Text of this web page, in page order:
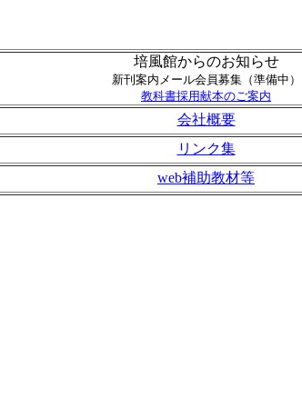
培風館からのお知らせ
新刊案内メール会員募集（準備中）
教科書採用献本のご案内
会社概要
リンク集
web補助教材等